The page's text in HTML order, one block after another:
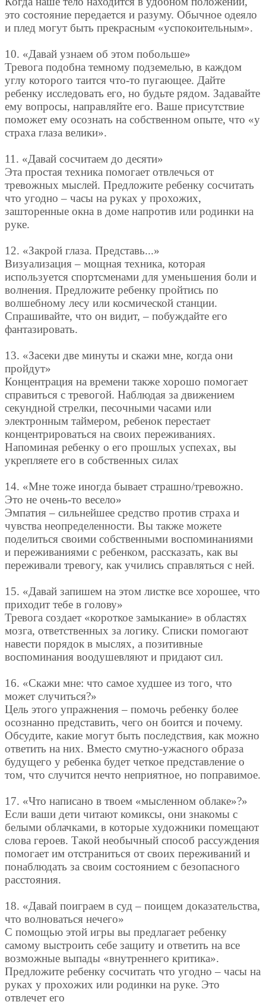
это состояние передается и разуму. Обычное одеяло
и плед могут быть прекрасным «успокоительным».
10. «Давай узнаем об этом побольше»
Тревога подобна темному подземелью, в каждом
углу которого таится что-то пугающее. Дайте
ребенку исследовать его, но будьте рядом. Задавайте
ему вопросы, направляйте его. Ваше присутствие
поможет ему осознать на собственном опыте, что «у
страха глаза велики».
11. «Давай сосчитаем до десяти»
Эта простая техника помогает отвлечься от
тревожных мыслей. Предложите ребенку сосчитать
что угодно – часы на руках у прохожих,
зашторенные окна в доме напротив или родинки на
руке.
12. «Закрой глаза. Представь...»
Визуализация – мощная техника, которая
используется спортсменами для уменьшения боли и
волнения. Предложите ребенку пройтись по
волшебному лесу или космической станции.
Спрашивайте, что он видит, – побуждайте его
фантазировать.
13. «Засеки две минуты и скажи мне, когда они
пройдут»
Концентрация на времени также хорошо помогает
справиться с тревогой. Наблюдая за движением
секундной стрелки, песочными часами или
электронным таймером, ребенок перестает
концентрироваться на своих переживаниях.
Напоминая ребенку о его прошлых успехах, вы
укрепляете его в собственных силах
14. «Мне тоже иногда бывает страшно/тревожно.
Это не очень-то весело»
Эмпатия – сильнейшее средство против страха и
чувства неопределенности. Вы также можете
поделиться своими собственными воспоминаниями
и переживаниями с ребенком, рассказать, как вы
переживали тревогу, как учились справляться с ней.
15. «Давай запишем на этом листке все хорошее, что
приходит тебе в голову»
Тревога создает «короткое замыкание» в областях
мозга, ответственных за логику. Списки помогают
навести порядок в мыслях, а позитивные
воспоминания воодушевляют и придают сил.
16. «Скажи мне: что самое худшее из того, что
может случиться?»
Цель этого упражнения – помочь ребенку более
осознанно представить, чего он боится и почему.
Обсудите, какие могут быть последствия, как можно
ответить на них. Вместо смутно-ужасного образа
будущего у ребенка будет четкое представление о
том, что случится нечто неприятное, но поправимое.
17. «Что написано в твоем «мысленном облаке»?»
Если ваши дети читают комиксы, они знакомы с
белыми облачками, в которые художники помещают
слова героев. Такой необычный способ рассуждения
помогает им отстраниться от своих переживаний и
понаблюдать за своим состоянием с безопасного
расстояния.
18. «Давай поиграем в суд – поищем доказательства,
что волноваться нечего»
С помощью этой игры вы предлагает ребенку
самому выстроить себе защиту и ответить на все
возможные выпады «внутреннего критика».
Предложите ребенку сосчитать что угодно – часы на
руках у прохожих или родинки на руке. Это
отвлечет его